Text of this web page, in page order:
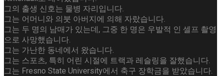
그의 출생 신호는 물병 자리입니다.
그는 어머니와 의붓 아버지에 의해 자랐습니다.
그는 두 명의 남매가 있는데, 그중 한 명은 우발적 인 셀프 촬영
으로 사망했습니다.
그는 가난한 동네에서 왔습니다.
그는 스포츠, 특히 어린 시절에 트랙과 레슬링을 잘했습니다.
그는 Fresno State University에서 축구 장학금을 받았습니다.